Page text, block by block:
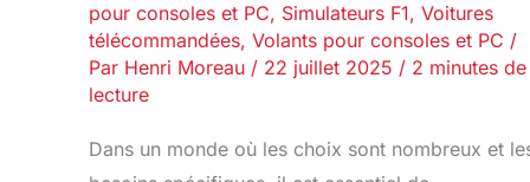
pour consoles et PC, Simulateurs F1, Voitures
télécommandées, Volants pour consoles et PC /
Par Henri Moreau / 22 juillet 2025 / 2 minutes de
lecture
Dans un monde où les choix sont nombreux et